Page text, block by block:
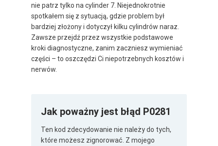
nie patrz tylko na cylinder 7. Niejednokrotnie
spotkałem się z sytuacją, gdzie problem był
bardziej złożony i dotyczył kilku cylindrów naraz.
Zawsze przejdź przez wszystkie podstawowe
kroki diagnostyczne, zanim zaczniesz wymieniać
części – to oszczędzi Ci niepotrzebnych kosztów i
nerwów.
Jak poważny jest błąd P0281
Ten kod zdecydowanie nie należy do tych,
które możesz zignorować. Z mojego